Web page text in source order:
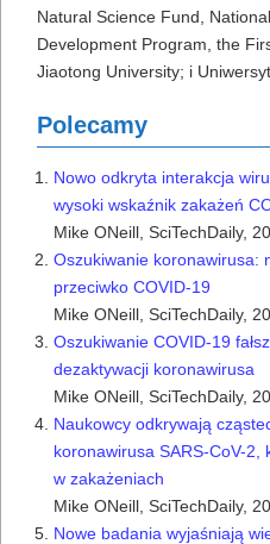
Natural Science Fund,
Development Program, the
Jiaotong University; i
Polecamy
Nowo odkryta interakcja
wysoki wskaźnik zakażeń
Mike ONeill, SciTechDaily,
Oszukiwanie koronawirusa:
przeciwko COVID-19
Mike ONeill, SciTechDaily,
Oszukiwanie COVID-19
dezaktywacji koronawirusa
Mike ONeill, SciTechDaily,
Naukowcy odkrywają
koronawirusa SARS-CoV-
w zakażeniach
Mike ONeill, SciTechDaily,
Nowe badania wyjaśniają